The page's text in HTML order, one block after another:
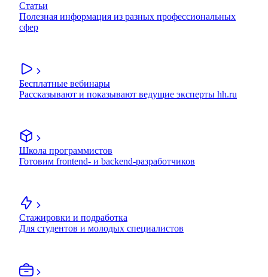
Статьи
Полезная информация из разных профессиональных
сфер
Бесплатные вебинары
Рассказывают и показывают ведущие эксперты hh.ru
Школа программистов
Готовим frontend- и backend-разработчиков
Стажировки и подработка
Для студентов и молодых специалистов